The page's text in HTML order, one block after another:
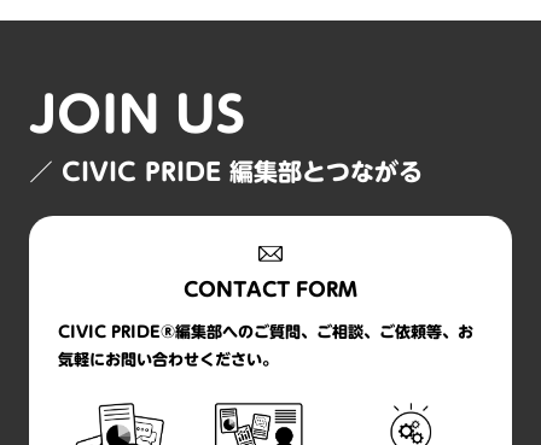
JOIN US
／ CIVIC PRIDE 編集部とつながる
CONTACT FORM
CIVIC PRIDE®編集部へのご質問、ご相談、ご依頼等、お
気軽にお問い合わせください。